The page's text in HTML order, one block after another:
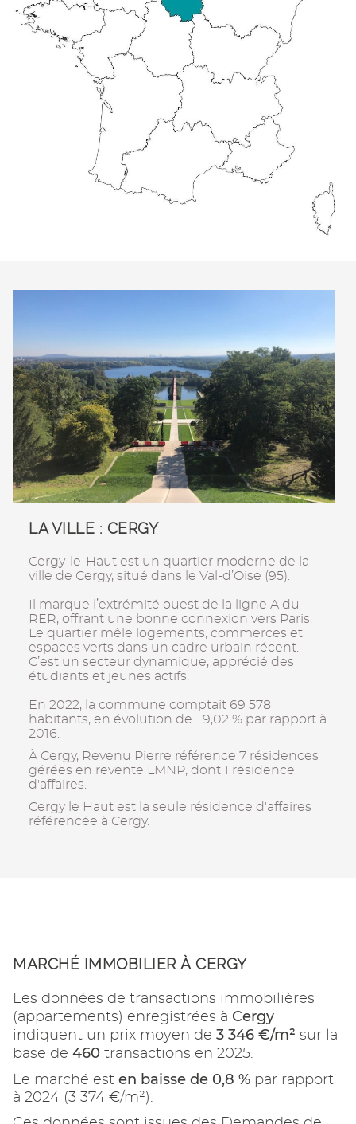
LA VILLE : CERGY
Cergy-le-Haut est un quartier moderne de la
ville de Cergy, situé dans le Val-d’Oise (95).
Il marque l’extrémité ouest de la ligne A du
RER, offrant une bonne connexion vers Paris.
Le quartier mêle logements, commerces et
espaces verts dans un cadre urbain récent.
C’est un secteur dynamique, apprécié des
étudiants et jeunes actifs.
En 2022, la commune comptait 69 578
habitants, en évolution de +9,02 % par rapport à
2016.
À Cergy, Revenu Pierre référence 7 résidences
gérées en revente LMNP, dont 1 résidence
d'affaires.
Cergy le Haut est la seule résidence d'affaires
référencée à Cergy.
MARCHÉ IMMOBILIER À CERGY
Les données de transactions immobilières
(appartements) enregistrées à Cergy
indiquent un prix moyen de 3 346 €/m² sur la
base de 460 transactions en 2025.
Le marché est en baisse de 0,8 % par rapport
à 2024 (3 374 €/m²).